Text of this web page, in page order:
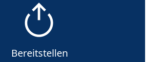
Bereitstellen